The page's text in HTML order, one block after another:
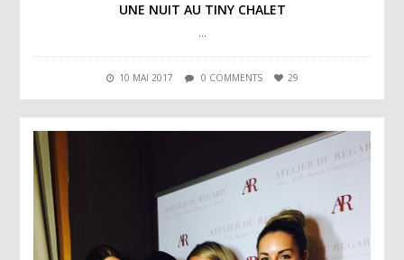
UNE NUIT AU TINY CHALET
…
10 MAI 2017 0 COMMENTS 29